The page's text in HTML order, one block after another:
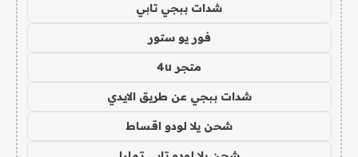
شدات ببجي تابي
فور يو ستور
متجر 4u
شدات ببجي عن طريق الايدي
شحن يلا لودو اقساط